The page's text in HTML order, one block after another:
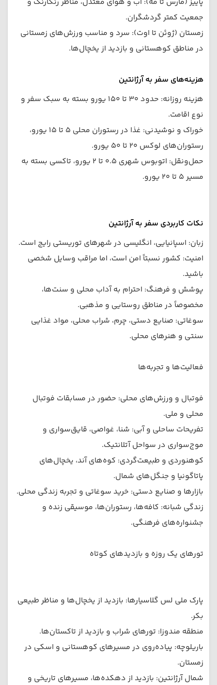
جمعیت کمتر گردشگران.
زمستان (ژوئن تا اوت): سرد و مناسب ورزش‌های زمستانی
در مناطق کوهستانی و بازدید از یخچال‌ها.
هزینه‌های سفر به آرژانتین
هزینه روزانه: حدود ۳۰ تا ۱۵۰ یورو بسته به سبک سفر و
نوع اقامت.
خوراک و نوشیدنی: غذا در رستوران محلی ۵ تا ۱۵ یورو،
رستوران‌های لوکس ۲۰ تا ۵۰ یورو.
حمل‌ونقل: اتوبوس شهری ۰.۵ تا ۲ یورو، تاکسی بسته به
مسیر ۵ تا ۲۰ یورو.
نکات کاربردی سفر به آرژانتین
زبان: اسپانیایی، انگلیسی در شهرهای توریستی رایج است.
امنیت: کشور نسبتاً امن است، اما مراقب وسایل شخصی
باشید.
پوشش و فرهنگ: احترام به آداب محلی و سنت‌ها،
مخصوصاً در مناطق روستایی و مذهبی.
سوغاتی: صنایع دستی، چرم، شراب محلی، مواد غذایی
سنتی و هنرهای محلی.
فعالیت‌ها و تجربه‌ها
فوتبال و ورزش‌های محلی: حضور در مسابقات فوتبال
محلی و ملی.
تفریحات ساحلی و آبی: شنا، غواصی، قایق‌سواری و
موج‌سواری در سواحل آتلانتیک.
کوهنوردی و طبیعت‌گردی: کوه‌های آند، یخچال‌های
پاتاگونیا و جنگل‌های شمال.
بازارها و صنایع دستی: خرید سوغاتی و تجربه زندگی محلی.
زندگی شبانه: کافه‌ها، رستوران‌ها، موسیقی زنده و
جشنواره‌های فرهنگی.
تورهای یک روزه و بازدیدهای کوتاه
پارک ملی لس گلاسیارها: بازدید از یخچال‌ها و مناظر طبیعی
بکر.
منطقه مندوزا: تورهای شراب و بازدید از تاکستان‌ها.
باریلوچه: پیاده‌روی در مسیرهای کوهستانی و اسکی در
زمستان.
شمال آرژانتین: بازدید از دهکده‌ها، مسیرهای تاریخی و